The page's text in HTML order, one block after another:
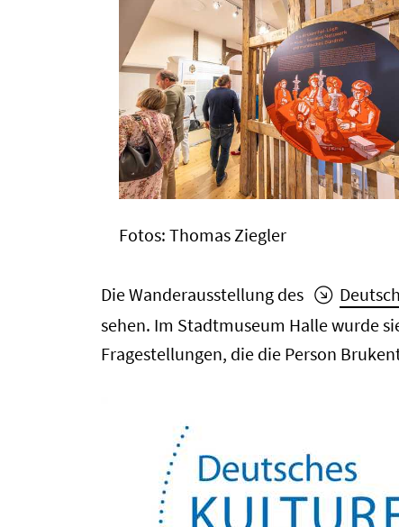
Fotos: Thomas Ziegler
Die Wanderausstellung des
sehen. Im Stadtmuseum Halle wurde
Fragestellungen, die die Person